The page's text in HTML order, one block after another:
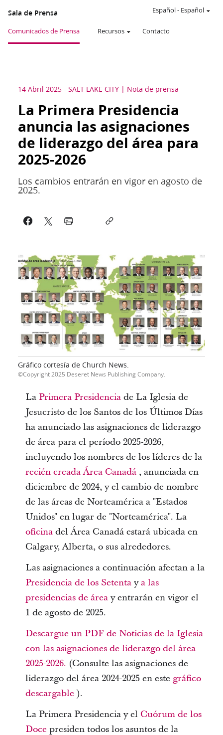
Sala de Prensa
Comunicados de Prensa Recursos Contacto
Español- Español
14 Abril 2025 - SALT LAKE CITY Nota de prensa
La Primera Presidencia
anuncia las asignaciones
de liderazgo del área para
2025-2026
Los cambios entrarán en vigor en agosto de
2025.
Gráfico cortesía de Church News.
Copyright 2025 Deseret News Publishing Company.
La Primera Presidenciade La Iglesia de
Jesucristo de los Santos de los Últimos Días
ha anunciado las asignaciones de liderazgo
de área para el período 2025-2026,
incluyendo los nombres de los líderes de la
recién creada Área Canadá, anunciada en
diciembre de 2024, y el cambio de nombre
de las áreas de Norteamérica a "Estados
Unidos" en lugar de "Norteamérica". La
oficinadel Área Canadá estará ubicada en
Calgary, Alberta, o sus alrededores.
Las asignaciones a continuación afectan a la
Presidencia de los Setentaya las
presidencias de áreay entrarán en vigor el
1 de agosto de 2025.
Descargue un PDF de Noticias de la Iglesia
con las asignaciones de liderazgo del área
2025-2026. (Consulte las asignaciones de
liderazgo del área 2024-2025 en este gráfico
descargable ).
La Primera Presidencia y el Cuórum de los
Doce presiden todos los asuntos de la